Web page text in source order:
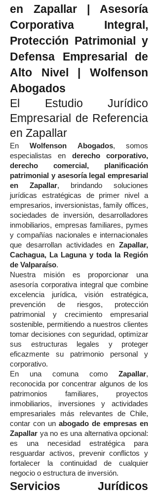
en Zapallar | Asesoría
Corporativa Integral,
Protección Patrimonial y
Defensa Empresarial de
Alto Nivel | Wolfenson
Abogados
El Estudio Jurídico
Empresarial de Referencia
en Zapallar
EnWolfenson Abogados, somos
especialistas en derecho corporativo,
derecho comercial, planificación
patrimonial y asesoría legal empresarial
en Zapallar, brindando soluciones
jurídicas estratégicas de primer nivel a
empresarios, inversionistas, family offices,
sociedades de inversión, desarrolladores
inmobiliarios, empresas familiares, pymes
y compañías nacionales e internacionales
que desarrollan actividades en Zapallar,
Cachagua, La Laguna y toda la Región
de Valparaíso.
Nuestra misión es proporcionar una
asesoría corporativa integral que combine
excelencia jurídica, visión estratégica,
prevención de riesgos, protección
patrimonial y crecimiento empresarial
sostenible, permitiendo a nuestros clientes
tomar decisiones con seguridad, optimizar
sus estructuras legales y proteger
eficazmente su patrimonio personal y
corporativo.
En una comuna como Zapallar,
reconocida por concentrar algunos de los
patrimonios familiares, proyectos
inmobiliarios, inversiones y actividades
empresariales más relevantes de Chile,
contar con un abogado de empresas en
Zapallar ya no es una alternativa opcional:
es una necesidad estratégica para
resguardar activos, prevenir conflictos y
fortalecer la continuidad de cualquier
negocio o estructura de inversión.
Servicios Jurídicos